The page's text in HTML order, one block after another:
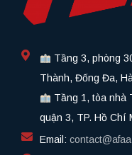
Tầng 3, phòng
Thành, Đống Đa,
Tầng 1, tòa nhà
quận 3, TP. Hồ Chí
Email: